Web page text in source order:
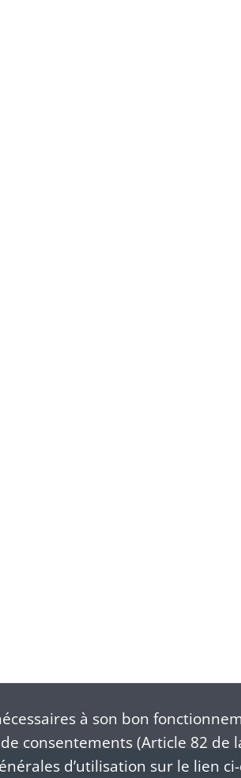
à son bon
consentements (Article 82 de
d’utilisation sur le lien